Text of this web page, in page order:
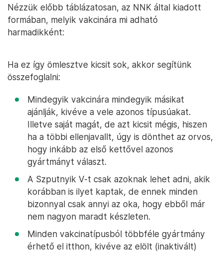
Nézzük előbb táblázatosan, az NNK által kiadott
formában, melyik vakcinára mi adható
harmadikként:
Ha ez így ömlesztve kicsit sok, akkor segítünk
összefoglalni:
Mindegyik vakcinára mindegyik másikat
ajánlják, kivéve a vele azonos típusúakat.
Illetve saját magát, de azt kicsit mégis, hiszen
ha a többi ellenjavallt, úgy is dönthet az orvos,
hogy inkább az első kettővel azonos
gyártmányt választ.
A Szputnyik V-t csak azoknak lehet adni, akik
korábban is ilyet kaptak, de ennek minden
bizonnyal csak annyi az oka, hogy ebből már
nem nagyon maradt készleten.
Minden vakcinatípusból többféle gyártmány
érhető el itthon, kivéve az elölt (inaktivált)